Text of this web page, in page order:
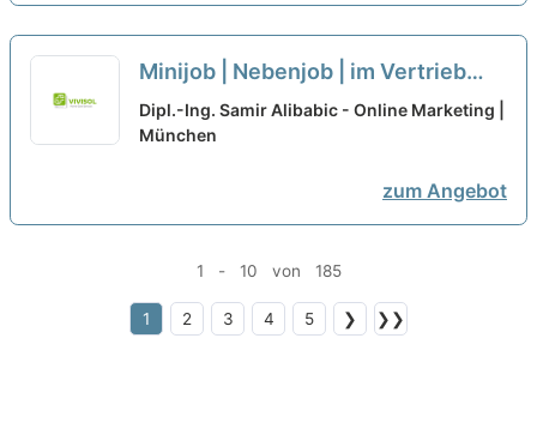
Minijob | Nebenjob | im Vertrieb
(m/w/d) (Homeoffice)
Dipl.-Ing. Samir Alibabic - Online Marketing |
München
zum Angebot
1 - 10 von 185
1 2 3 4 5 ❯ ❯❯